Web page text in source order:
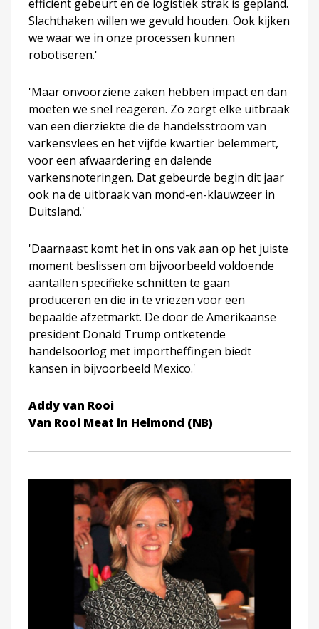
efficiënt gebeurt en de logistiek strak is gepland.
Slachthaken willen we gevuld houden. Ook kijken
we waar we in onze processen kunnen
robotiseren.'
'Maar onvoorziene zaken hebben impact en dan
moeten we snel reageren. Zo zorgt elke uitbraak
van een dierziekte die de handelsstroom van
varkensvlees en het vijfde kwartier belemmert,
voor een afwaardering en dalende
varkensnoteringen. Dat gebeurde begin dit jaar
ook na de uitbraak van mond-en-klauwzeer in
Duitsland.'
'Daarnaast komt het in ons vak aan op het juiste
moment beslissen om bijvoorbeeld voldoende
aantallen specifieke schnitten te gaan
produceren en die in te vriezen voor een
bepaalde afzetmarkt. De door de Amerikaanse
president Donald Trump ontketende
handelsoorlog met importheffingen biedt
kansen in bijvoorbeeld Mexico.'
Addy van Rooi
Van Rooi Meat in Helmond (NB)